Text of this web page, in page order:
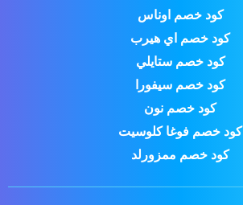
كود خصم اوناس
كود خصم اي هيرب
كود خصم ستايلي
كود خصم سيفورا
كود خصم نون
كود خصم فوغا كلوسيت
كود خصم ممزورلد